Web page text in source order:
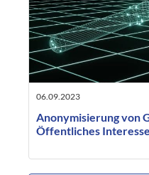
06.09.2023
Anonymisierung von
Öffentliches